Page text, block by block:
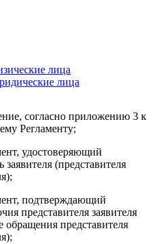
лица
лица
согласно приложению 3 к
Регламенту;
удостоверяющий
заявителя (представителя
подтверждающий
представителя заявителя
обращения представителя